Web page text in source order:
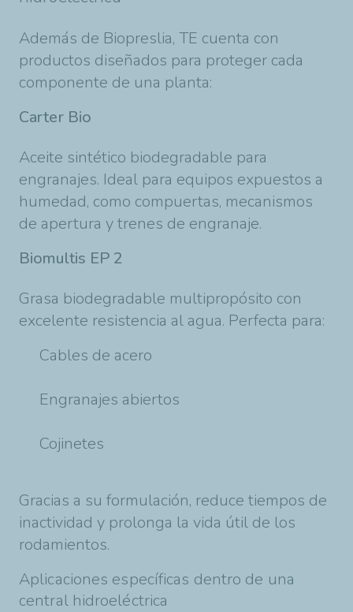
Además de Biopreslia, TE cuenta con
productos diseñados para proteger cada
componente de una planta:
Carter Bio
Aceite sintético biodegradable para
engranajes. Ideal para equipos expuestos a
humedad, como compuertas, mecanismos
de apertura y trenes de engranaje.
Biomultis EP 2
Grasa biodegradable multipropósito con
excelente resistencia al agua. Perfecta para:
Cables de acero
Engranajes abiertos
Cojinetes
Gracias a su formulación, reduce tiempos de
inactividad y prolonga la vida útil de los
rodamientos.
Aplicaciones específicas dentro de una
central hidroeléctrica